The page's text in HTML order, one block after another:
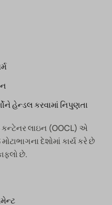
હેન્ડલ કરવામાં નિપુણતા
લાઇન (OOCL) એ
દેશોમાં કાર્ય કરે છે
છે.